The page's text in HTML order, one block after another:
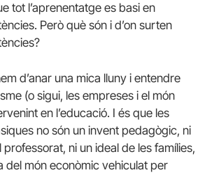
tot l’aprenentatge es basi en
Però què són i d’on surten
d’anar una mica lluny i entendre
(o sigui, les empreses i el món
en l’educació. I és que les
no són un invent pedagògic, ni
ni un ideal de les famílies,
del món econòmic vehiculat per